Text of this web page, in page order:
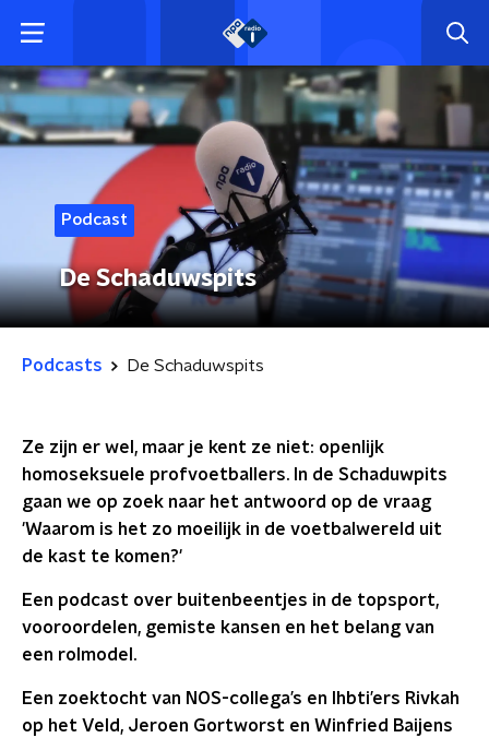
Podcast
De Schaduwspits
Podcasts De Schaduwspits
Ze zijn er wel, maar je kent ze niet: openlijk
homoseksuele profvoetballers. In de Schaduwpits
gaan we op zoek naar het antwoord op de vraag
'Waarom is het zo moeilijk in de voetbalwereld uit
de kast te komen?'
Een podcast over buitenbeentjes in de topsport,
vooroordelen, gemiste kansen en het belang van
een rolmodel.
Een zoektocht van NOS-collega’s en lhbti’ers Rivkah
op het Veld, Jeroen Gortworst en Winfried Baijens